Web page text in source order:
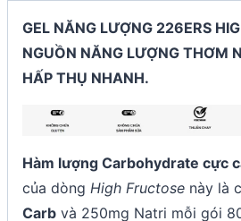
GEL NĂNG LƯỢNG 226ERS
NGUỒN NĂNG LƯỢNG THƠM
HẤP THỤ NHANH.
Hàm lượng Carbohydrate cực
của dòng High Fructose này là
Carb và 250mg Natri mỗi gói